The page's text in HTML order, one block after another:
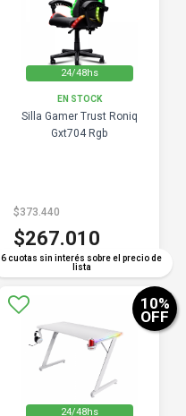
24/48hs
EN STOCK
Silla Gamer Trust Roniq
Gxt704 Rgb
6 cuotas sin interés sobre el precio de
lista
$373.440
$267.010
24/48hs
10%
OFF